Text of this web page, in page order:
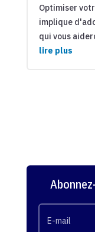
Optimiser
implique
qui vous
lire plus